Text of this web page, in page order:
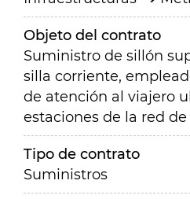
Objeto del contrato
Suministro de sillón
silla corriente,
de atención al viajero
estaciones de la red
Tipo de contrato
Suministros